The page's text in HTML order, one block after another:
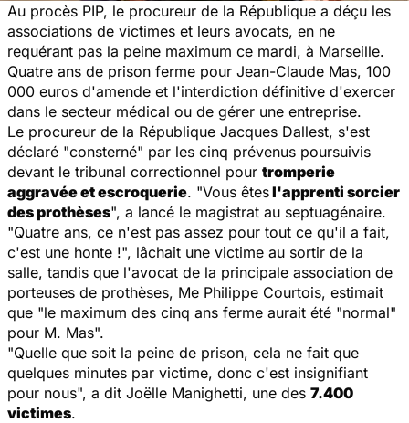
Au procès PIP, le procureur de la République a déçu les
associations de victimes et leurs avocats, en ne
requérant pas la peine maximum ce mardi, à Marseille.
Quatre ans de prison ferme pour Jean-Claude Mas, 100
000 euros d'amende et l'interdiction définitive d'exercer
dans le secteur médical ou de gérer une entreprise.
Le procureur de la République Jacques Dallest, s'est
déclaré "consterné" par les cinq prévenus poursuivis
devant le tribunal correctionnel pour tromperie
aggravée et escroquerie. "Vous êtesl'apprenti sorcier
des prothèses", a lancé le magistrat au septuagénaire.
"Quatre ans, ce n'est pas assez pour tout ce qu'il a fait,
c'est une honte !", lâchait une victime au sortir de la
salle, tandis que l'avocat de la principale association de
porteuses de prothèses, Me Philippe Courtois, estimait
que "le maximum des cinq ans ferme aurait été "normal"
pour M. Mas".
"Quelle que soit la peine de prison, cela ne fait que
quelques minutes par victime, donc c'est insignifiant
pour nous", a dit Joëlle Manighetti, une des 7.400
victimes.